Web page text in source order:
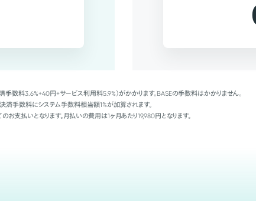
手数料3.6%+40円+サービス利用料5.9%）がかかります。BASEの手数料はかかりません。
手数料にシステム手数料相当額1%が加算されます。
お支払いとなります。月払いの費用は1ヶ月あたり19,980円となります。